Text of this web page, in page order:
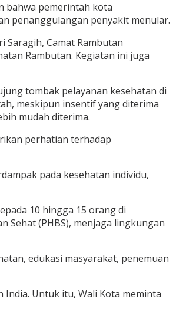
bahwa pemerintah kota
penanggulangan penyakit menular.
Saragih, Camat Rambutan
Rambutan. Kegiatan ini juga
tombak pelayanan kesehatan di
meskipun insentif yang diterima
mudah diterima.
perhatian terhadap
pada kesehatan individu,
10 hingga 15 orang di
Sehat (PHBS), menjaga lingkungan
edukasi masyarakat, penemuan
Untuk itu, Wali Kota meminta